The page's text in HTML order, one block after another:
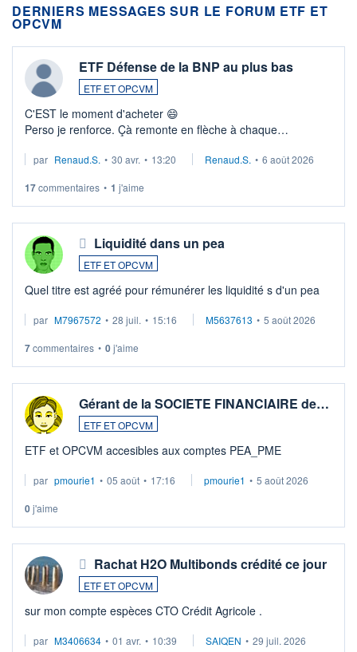
DERNIERS MESSAGES SUR LE FORUM ETF ET
OPCVM
ETF Défense de la BNP au plus bas
ETF ET OPCVM
C'EST le moment d'acheter 😄​
Perso je renforce. Çà remonte en flèche à chaque
Investissement long terme tip top pour sa retraite.
par Renaud.S. • 30 avr. • 13:20 Renaud.S. • 6 août 2026
17commentaires • 1 j'aime
Liquidité dans un pea
ETF ET OPCVM
Quel titre est agréé pour rémunérer les liquidité s d'un pea
par M7967572 • 28 juil. • 15:16 M5637613 • 5 août 2026
7commentaires • 0j'aime
Gérant de la SOCIETE FINANCIAIRE de…
ETF ET OPCVM
ETF et OPCVM accesibles aux comptes PEA_PME
par pmourie1 • 05 août • 17:16 pmourie1 • 5 août 2026
0j'aime
Rachat H2O Multibonds crédité ce jour
ETF ET OPCVM
sur mon compte espèces CTO Crédit Agricole .
par M3406634 • 01 avr. • 10:39 SAIQEN • 29 juil. 2026